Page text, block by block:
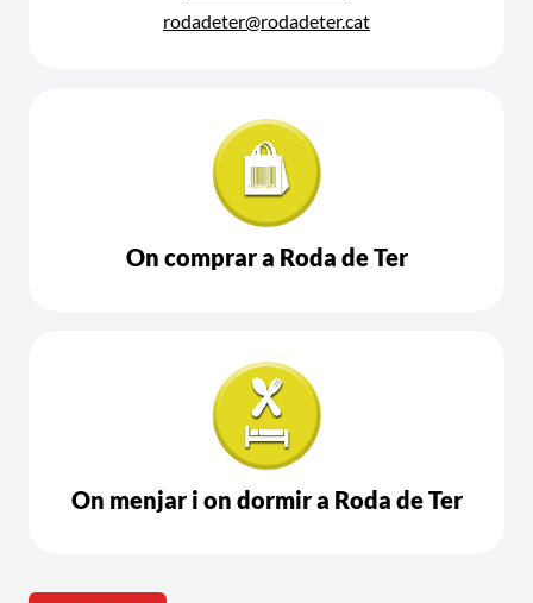
rodadeter@rodadeter.cat
On comprar a Roda de Ter
On menjar i on dormir a Roda de Ter